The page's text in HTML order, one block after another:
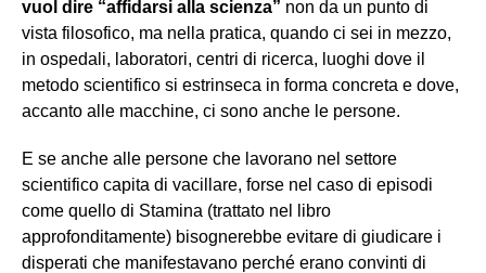
vuol dire “affidarsi alla scienza” non da un punto di
vista filosofico, ma nella pratica, quando ci sei in mezzo,
in ospedali, laboratori, centri di ricerca, luoghi dove il
metodo scientifico si estrinseca in forma concreta e dove,
accanto alle macchine, ci sono anche le persone.
E se anche alle persone che lavorano nel settore
scientifico capita di vacillare, forse nel caso di episodi
come quello di Stamina (trattato nel libro
approfonditamente) bisognerebbe evitare di giudicare i
disperati che manifestavano perché erano convinti di